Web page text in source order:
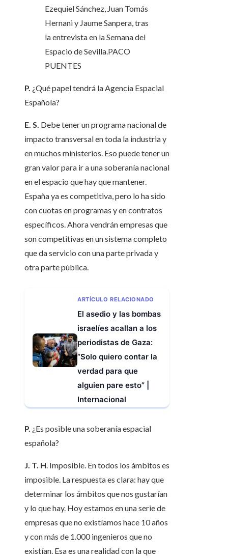
Ezequiel Sánchez, Juan Tomás
Hernani y Jaume Sanpera, tras
la entrevista en la Semana del
Espacio de Sevilla. PACO
PUENTES
P. ¿Qué papel tendrá la Agencia Espacial
Española?
E. S. Debe tener un programa nacional de
impacto transversal en toda la industria y
en muchos ministerios. Eso puede tener un
gran valor para ir a una soberanía nacional
en el espacio que hay que mantener.
España ya es competitiva, pero lo ha sido
con cuotas en programas y en contratos
específicos. Ahora vendrán empresas que
son competitivas en un sistema completo
que da servicio con una parte privada y
otra parte pública.
ARTÍCULO RELACIONADO
El asedio y las bombas
israelíes acallan a los
periodistas de Gaza:
“Solo quiero contar la
verdad para que
alguien pare esto” |
Internacional
P. ¿Es posible una soberanía espacial
española?
J. T. H . Imposible. En todos los ámbitos es
imposible. La respuesta es clara: hay que
determinar los ámbitos que nos gustarían
y lo que hay. Hoy estamos en una serie de
empresas que no existíamos hace 10 años
y con más de 1.000 ingenieros que no
existían. Esa es una realidad con la que